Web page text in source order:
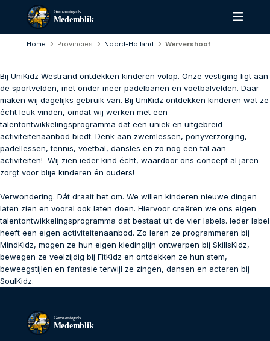
Gemeentegids
Medemblik
Home Provincies Noord-Holland Wervershoof
Bij UniKidz Westrand ontdekken kinderen volop. Onze vestiging ligt aan
de sportvelden, met onder meer padelbanen en voetbalvelden. Daar
maken wij dagelijks gebruik van. Bij UniKidz ontdekken kinderen wat ze
écht leuk vinden, omdat wij werken met een
talentontwikkelingsprogramma dat een uniek en uitgebreid
activiteitenaanbod biedt. Denk aan zwemlessen, ponyverzorging,
padellessen, tennis, voetbal, dansles en zo nog een tal aan
activiteiten! Wij zien ieder kind écht, waardoor ons concept al jaren
zorgt voor blije kinderen én ouders!
Verwondering. Dát draait het om. We willen kinderen nieuwe dingen
laten zien en vooral ook laten doen. Hiervoor creëren we ons eigen
talentontwikkelingsprogramma dat bestaat uit de vier labels. Ieder label
heeft een eigen activiteitenaanbod. Zo leren ze programmeren bij
MindKidz, mogen ze hun eigen kledinglijn ontwerpen bij SkillsKidz,
bewegen ze veelzijdig bij FitKidz en ontdekken ze hun stem,
beweegstijlen en fantasie terwijl ze zingen, dansen en acteren bij
SoulKidz.
Gemeentegids
Medemblik